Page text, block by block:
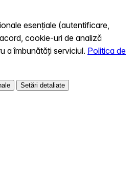
esențiale (autentificare,
cookie-uri de analiză
a îmbunătăți serviciul. Politica de
Setări detaliate